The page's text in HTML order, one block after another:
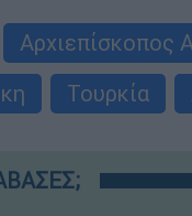
Αρχιεπίσκοπος
Τουρκία